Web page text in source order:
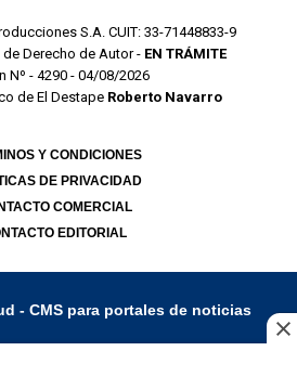
S.A. CUIT: 33-71448833-9
Derecho de Autor - EN TRÁMITE
Nº - 4290 - 04/08/2026
de El Destape Roberto Navarro
Y CONDICIONES
DE PRIVACIDAD
COMERCIAL
EDITORIAL
- CMS para portales de noticias